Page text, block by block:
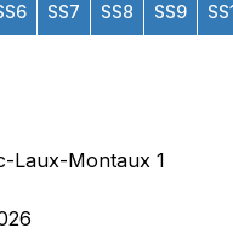
SS7 SS8 SS9
Laux-Montaux 1